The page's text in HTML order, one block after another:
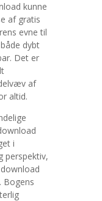
kunne
af gratis
evne til
dybt
Det er
af
altid.
i
perspektiv,
Bogens